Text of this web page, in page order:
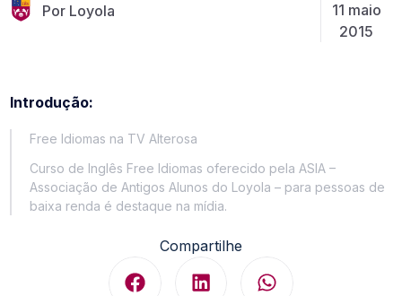
Por Loyola
11 maio
2015
Introdução:
Free Idiomas na TV Alterosa
Curso de Inglês Free Idiomas oferecido pela ASIA –
Associação de Antigos Alunos do Loyola – para pessoas de
baixa renda é destaque na mídia.
Compartilhe